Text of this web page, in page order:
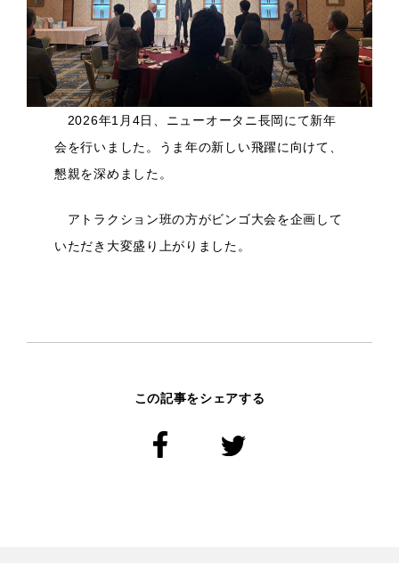
休日カレンダー
CALENDAR
お問い合わせ
CONTACT
お知らせ
松本コラム テーマソング
2026年1月4日、ニューオータニ長岡にて新年
会を行いました。うま年の新しい飛躍に向けて、
懇親を深めました。
アトラクション班の方がビンゴ大会を企画して
いただき大変盛り上がりました。
この記事をシェアする